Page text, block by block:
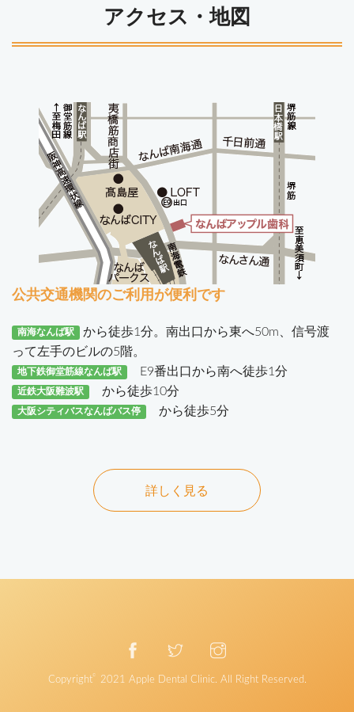
アクセス・地図
公共交通機関のご利用が便利です
南海なんば駅
から徒歩1分。南出口から東へ50m、信号渡
って左手のビルの5階。
地下鉄御堂筋線なんば駅 E9番出口から南へ徒歩1分
近鉄大阪難波駅 から徒歩10分
大阪シティバスなんばバス停 から徒歩5分
詳しく見る
Copyright
©
2021 Apple Dental Clinic. All Right Reserved.